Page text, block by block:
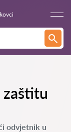
zaštitu
odvjetnik u